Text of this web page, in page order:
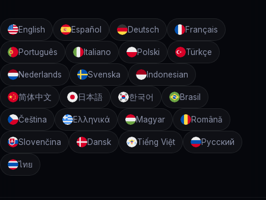
English Español Deutsch Français
Português Italiano Polski Türkçe
Nederlands Svenska Indonesian
简体中文 日本語 한국어 Brasil
Čeština Ελληνικά Magyar Română
Slovenčina Dansk Tiếng Việt Русский
ไทย